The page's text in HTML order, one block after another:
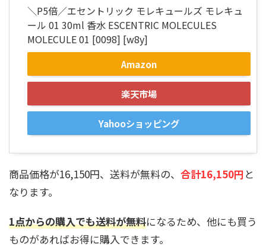
＼P5倍／エセントリック モレキュールズ モレキュ
ール 01 30ml 香水 ESCENTRIC MOLECULES
MOLECULE 01 [0098] [w8y]
Amazon
楽天市場
Yahooショッピング
商品価格が16,150円、送料が無料の、 合計16,150円 と
なります。
1点からの購入でも送料が無料になるため、他にも買う
ものがあればお得に購入できます。